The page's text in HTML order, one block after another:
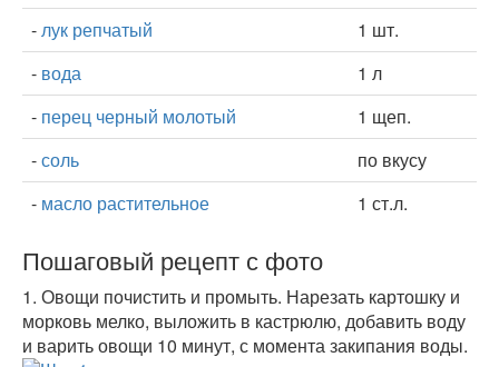
-лук репчатый
1 шт.
- вода
1 л
- перец черный молотый
1 щеп.
-соль
по вкусу
- масло растительное 1 ст.л.
Пошаговый рецепт с фото
1. Овощи почистить и промыть. Нарезать картошку и
морковь мелко, выложить в кастрюлю, добавить воду
и варить овощи 10 минут, с момента закипания воды.